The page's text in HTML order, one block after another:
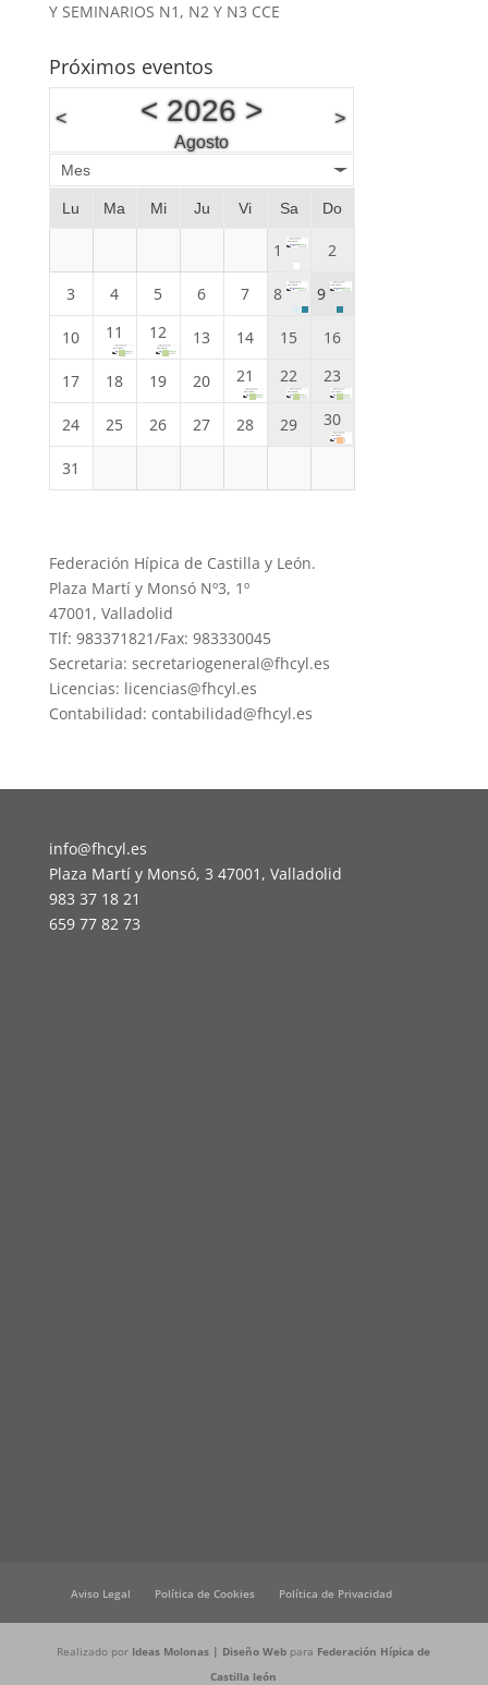
Y SEMINARIOS N1, N2 Y N3 CCE
Próximos eventos
< < 2026>
Agosto
>
Mes
Lu Ma Mi Ju Vi Sa Do
1 2
3 4 5 6 7 8 9
10 11 12 13 14 15 16
17 18 19 20 21 22 23
24 25 26 27 28 29 30
31
Federación Hípica de Castilla y León.
Plaza Martí y Monsó Nº3, 1º
47001, Valladolid
Tlf: 983371821/Fax: 983330045
Secretaria: secretariogeneral@fhcyl.es
Licencias: licencias@fhcyl.es
Contabilidad: contabilidad@fhcyl.es
info@fhcyl.es
Plaza Martí y Monsó, 3 47001, Valladolid
983 37 18 21
659 77 82 73
Aviso Legal Política de Cookies Política de Privacidad
Realizado por Ideas Molonas | Diseño Web para Federación Hípica de
Castilla león